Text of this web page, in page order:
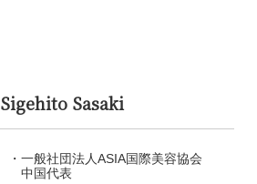
Sigehito Sasaki
一般社団法人ASIA国際美容協会
中国代表